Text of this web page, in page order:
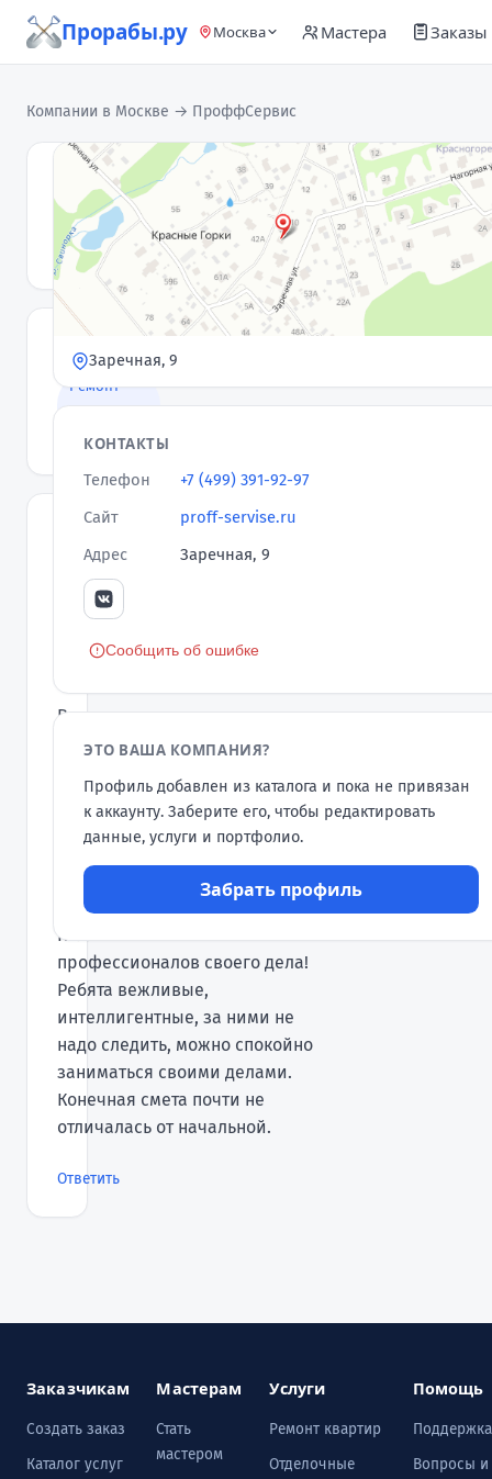
Прорабы.ру Москва Мастера Заказы
Компании в Москве → ПроффСервис
П
ПроффСервис
Компания
5,0
Ремонт
квартир и
Оставить
отзыв
Татьяна
Клементьева★★★★★
В июле прошлого года я
обратилась в компанию
сделать косметический
ремонт в кухне, ванне, туалете
и в двух комнатах. Все работы
были сделаны качественно,
чисто и без проволочек.
Коллектив состоит из
профессионалов своего дела!
Ребята вежливые,
интеллигентные, за ними не
надо следить, можно спокойно
заниматься своими делами.
Конечная смета почти не
отличалась от начальной.
Ответить
Заречная, 9
КОНТАКТЫ
Телефон
+7 (499) 391-92-97
Сайт
proff-servise.ru
Адрес
Заречная, 9
Сообщить об ошибке
ЭТО ВАША КОМПАНИЯ?
Профиль добавлен из каталога и пока не привязан
к аккаунту. Заберите его, чтобы редактировать
данные, услуги и портфолио.
Забрать профиль
Заказчикам
Создать заказ
Каталог услуг
Мастерам
Стать
мастером
Услуги
Ремонт квартир
Отделочные
Помощь
Поддержка
Вопросы и